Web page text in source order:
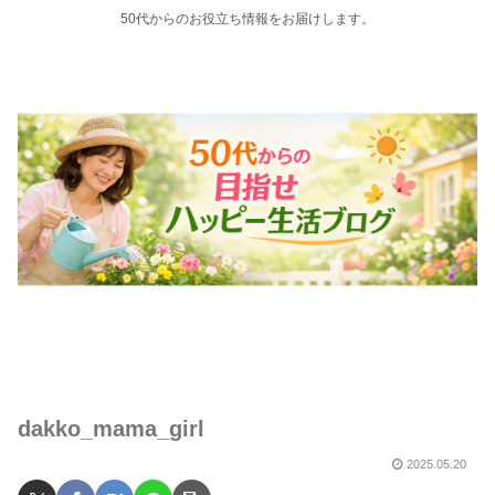
50代からのお役立ち情報をお届けします。
dakko_mama_girl
2025.05.20